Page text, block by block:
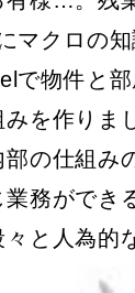
マクロの
で物件と
を作りま
の仕組み
務ができ
と人為的